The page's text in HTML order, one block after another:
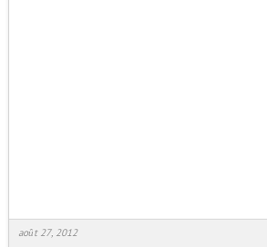
août 27, 2012